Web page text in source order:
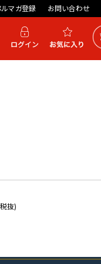
ルマガ登録 お問い合わせ
抜)